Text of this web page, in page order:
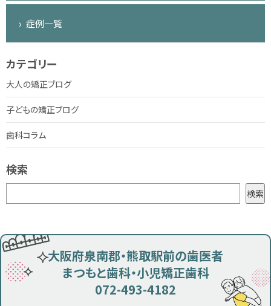
症例一覧
カテゴリー
大人の矯正ブログ
子どもの矯正ブログ
歯科コラム
検索
索
検索
大阪府泉南郡・熊取駅前の歯医者
まつもと歯科・小児矯正歯科
072-493-4182